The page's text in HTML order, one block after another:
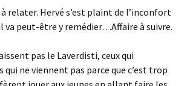
relater. Hervé s’est plaint de l’inconfort
va peut-être y remédier…Affaire à suivre.
pas le Laverdisti, ceux qui
ne viennent pas parce que c’est trop